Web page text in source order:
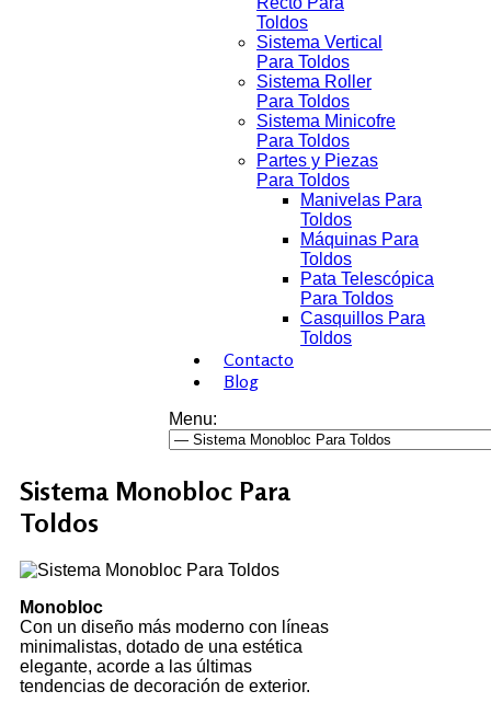
Toldos
Sistema Vertical
Para Toldos
Sistema Roller
Para Toldos
Sistema Minicofre
Para Toldos
Partes y Piezas
Para Toldos
Manivelas Para
Toldos
Máquinas Para
Toldos
Pata Telescópica
Para Toldos
Casquillos Para
Toldos
Contacto
Blog
Menu:
Sistema Monobloc Para
Toldos
Monobloc
Con un diseño más moderno con líneas
minimalistas, dotado de una estética
elegante, acorde a las últimas
tendencias de decoración de exterior.